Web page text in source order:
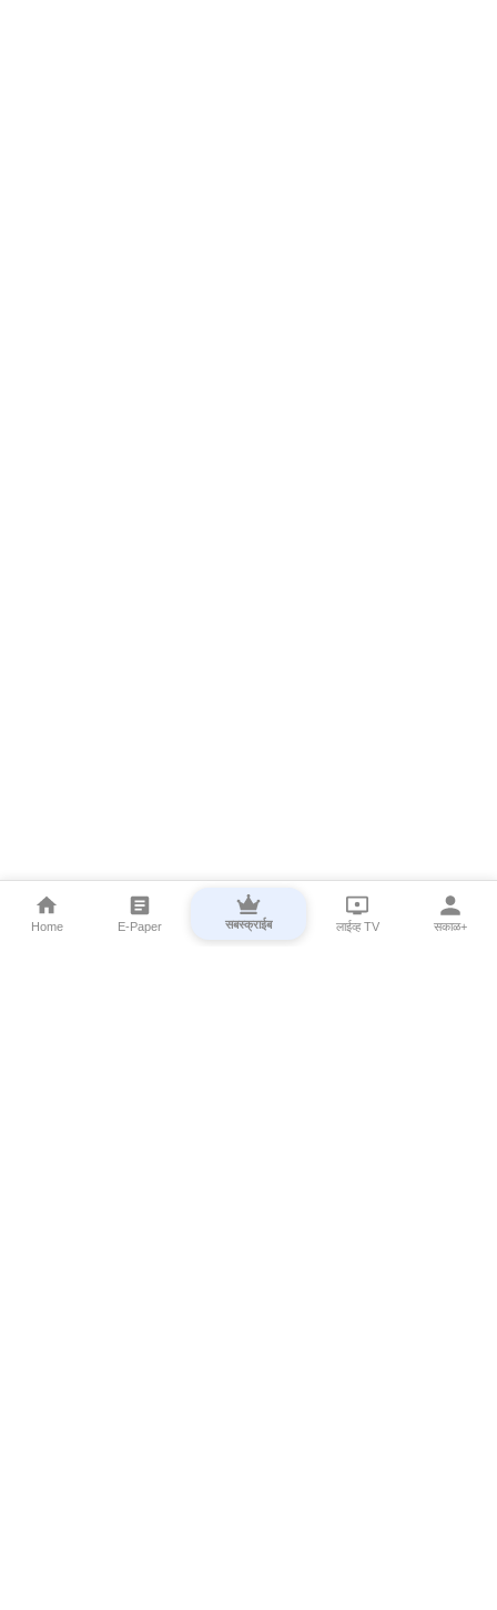
Home E-Paper सबस्क्राईब लाईव्ह TV सकाळ+